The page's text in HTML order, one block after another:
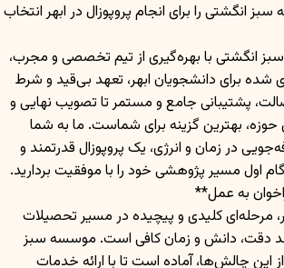
سبز انگشتی را برای انجام پروپوزال در ابهر انتخاب
انگشتی با بهره‌گیری از تیم تخصصی و مجرب،
شده برای دانشجویان ابهر، تعهد بی‌قید و شرط
پشتیبانی جامع و مستمر تا تصویب نهایی و
بهترین گزینه برای شماست. ما به شما
در زمان و انرژی، یک پروپوزال قدرتمند و
گام اول مسیر پژوهشی خود را با موفقیت بردارید.
به عمل**
مرحله‌ای کلیدی و پیچیده در مسیر تحصیلات
دقت، دانش و زمان کافی است. موسسه سبز
این چالش‌ها، آماده است تا با ارائه خدمات